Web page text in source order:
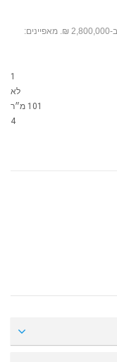
דירה 4 חדרים ברוזן פנחס (רמת גולדה, חיפה) למכירה ב-2,800,000 ₪. מאפיינים:
1
לא
101 מ״ר
4